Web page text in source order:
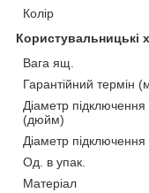
Колір
Користувальницькі
Вага ящ.
Гарантійний термін
Діаметр підключення
(дюйм)
Діаметр
Од. в упак.
Матеріал